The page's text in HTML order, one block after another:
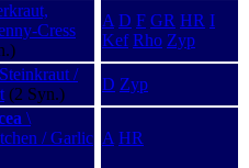
Cress
A D F GR HR I
Kef Rho Zyp
/
(2 Syn.)
D Zyp
\
/ Garlic A HR